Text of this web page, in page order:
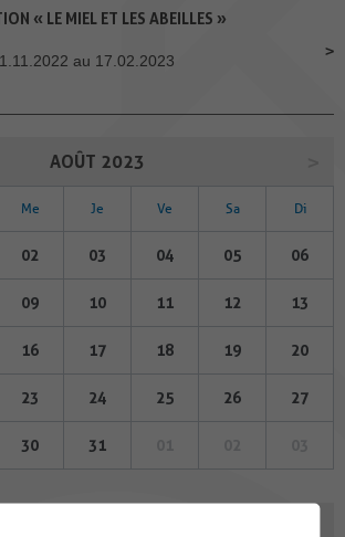
« LE MIEL ET LES ABEILLES »
au 17.02.2023
AOÛT 2023
Me Je Ve Sa Di
02 03 04 05 06
09 10 11 12 13
16 17 18 19 20
23 24 25 26 27
30 31